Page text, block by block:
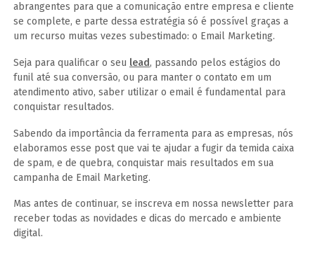
abrangentes para que a comunicação entre empresa e cliente
se complete, e parte dessa estratégia só é possível graças a
um recurso muitas vezes subestimado: o Email Marketing.
Seja para qualificar o seu lead, passando pelos estágios do
funil até sua conversão, ou para manter o contato em um
atendimento ativo, saber utilizar o email é fundamental para
conquistar resultados.
Sabendo da importância da ferramenta para as empresas, nós
elaboramos esse post que vai te ajudar a fugir da temida caixa
de spam, e de quebra, conquistar mais resultados em sua
campanha de Email Marketing.
Mas antes de continuar, se inscreva em nossa newsletter para
receber todas as novidades e dicas do mercado e ambiente
digital.